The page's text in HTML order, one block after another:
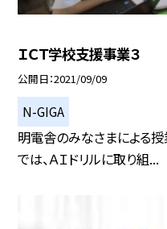
ＩＣＴ学校支援事業３
公開日 2021/09/09
N-GIGA
明電舎のみなさまによる授
では、ＡＩドリルに取り組...